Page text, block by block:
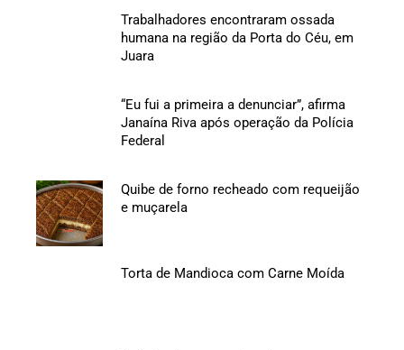
Trabalhadores encontraram ossada
humana na região da Porta do Céu, em
Juara
“Eu fui a primeira a denunciar”, afirma
Janaína Riva após operação da Polícia
Federal
Quibe de forno recheado com requeijão
e muçarela
Torta de Mandioca com Carne Moída